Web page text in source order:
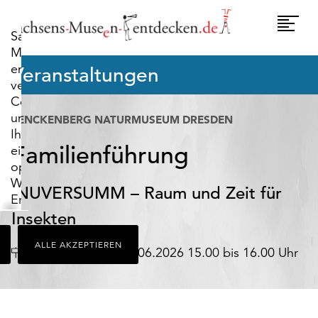
Sachsens-
Museen-
entdecken.de
verwendet
Cookies,
um
Ihnen
ein
optimales
Webseiten-
Erlebnis
zu
bieten.
Dazu
zählen
ALLE AKZEPTIEREN
Veranstaltungen
SENCKENBERG NATURMUSEUM DRESDEN
Familienführung
iNUVERSUMM – Raum und Zeit für
Insekten
Dresden Datum18.06.2026 15.00 bis 16.00 Uhr